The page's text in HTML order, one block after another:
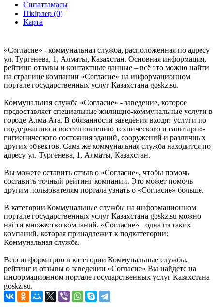
Сипаттамасы
Пікірлер (0)
Карта
«Согласие» - коммунальная служба, расположенная по адресу
ул. Тургенева, 1, Алматы, Казахстан. Основная информация,
рейтинг, отзывы и контактные данные – всё это можно найти
на странице компании «Согласие» на информационном
портале государственных услуг Казахстана goskz.su.
Коммунальная служба «Согласие» - заведение, которое
предоставляет специальные жилищно-коммунальные услуги в
городе Алма-Ата. В обязанности заведения входят услуги по
поддержанию и восстановлению технического и санитарно-
гигиенического состояния зданий, сооружений и различных
других объектов. Сама же коммунальная служба находится по
адресу ул. Тургенева, 1, Алматы, Казахстан.
Вы можете оставить отзыв о «Согласие», чтобы помочь
составить точный рейтинг компании. Это может помочь
другим пользователям портала узнать о «Согласие» больше.
В категории Коммунальные службы на информационном
портале государственных услуг Казахстана goskz.su можно
найти множество компаний. «Согласие» - одна из таких
компаний, которая принадлежит к подкатегории:
Коммунальная служба.
Всю информацию в категории Коммунальные службы,
рейтинг и отзывы о заведении «Согласие» Вы найдете на
информационном портале государственных услуг Казахстана
goskz.su.